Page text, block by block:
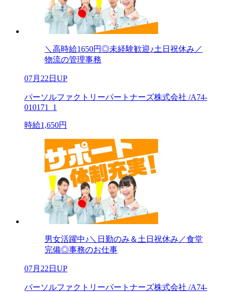
＼高時給1650円◎未経験歓迎♪土日祝休み／
物流の管理事務
07月22日UP
パーソルファクトリーパートナーズ株式会社 /A74-
010171_1
時給1,650円
男女活躍中♪＼日勤のみ＆土日祝休み／食堂
完備◎事務のお仕事
07月22日UP
パーソルファクトリーパートナーズ株式会社 /A74-